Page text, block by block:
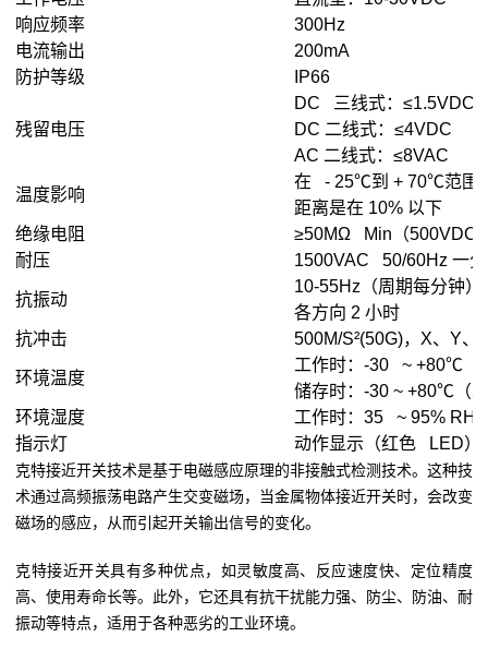
响应频率
300Hz
电流输出
200mA
防护等级
IP66
残留电压
DC 三线式：≤1.5VDC
DC 二线式：≤4VDC
AC 二线式：≤8VAC
温度影响
在 - 25℃到 + 70℃范围
距离是在 10% 以下
绝缘电阻
≥50MΩ Min（500VDC
耐压
1500VAC 50/60Hz 一
抗振动
10-55Hz（周期每分钟
各方向 2 小时
抗冲击
500M/S²(50G)，X、Y
环境温度
工作时：-30 ~ +80℃（
储存时：-30 ~ +80℃（
环境湿度
工作时：35 ~ 95% RH
指示灯
动作显示（红色 LED）
克特接近开关技术是基于电磁感应原理的非接触式检测技术。这种技
术通过高频振荡电路产生交变磁场，当金属物体接近开关时，会改变
磁场的感应，从而引起开关输出信号的变化。
克特接近开关具有多种优点，如灵敏度高、反应速度快、定位精度
高、使用寿命长等。此外，它还具有抗干扰能力强、防尘、防油、耐
振动等特点，适用于各种恶劣的工业环境。